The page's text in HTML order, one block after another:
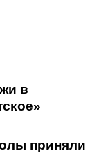
в
приняли